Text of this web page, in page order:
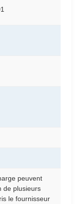
peuvent
de plusieurs
le fournisseur